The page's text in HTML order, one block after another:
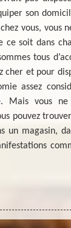
son
vous, vous
ce soit dans
tous
cher et pour
assez
Mais vous ne
pouvez
un magasin,